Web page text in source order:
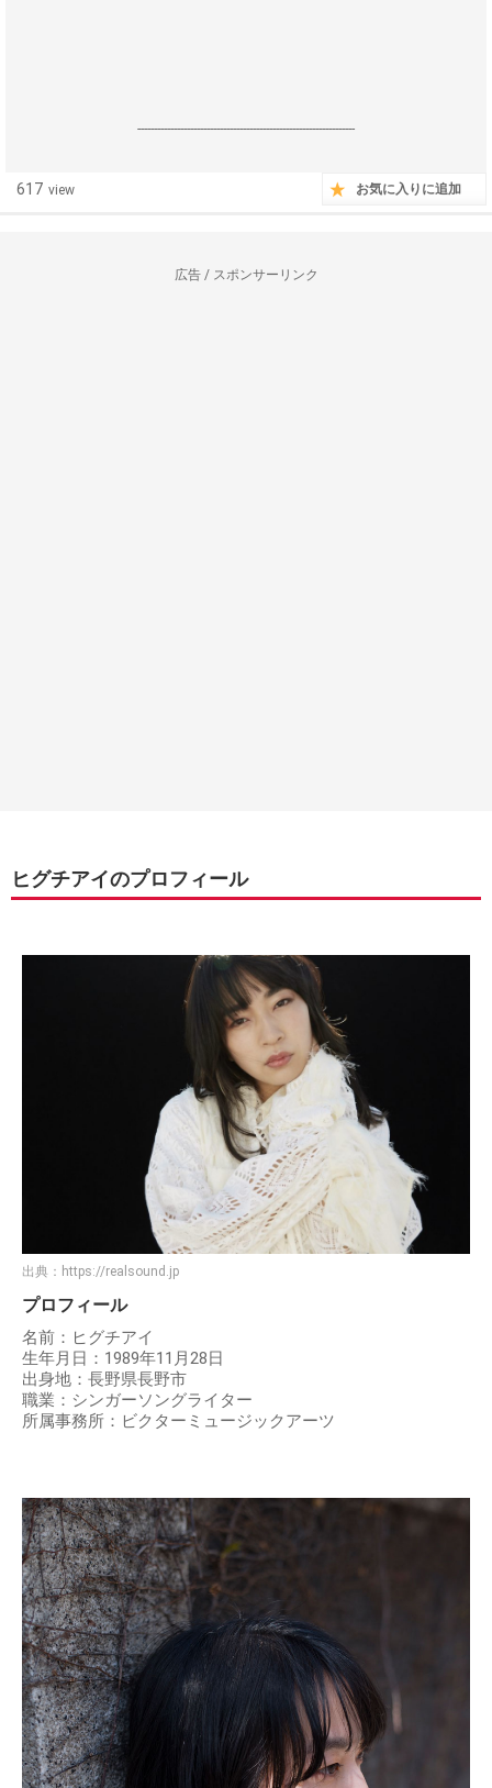
------------------------------------------------------------------
617 view お気に入りに追加
広告 / スポンサーリンク
ヒグチアイのプロフィール
出典： https://realsound.jp
プロフィール
名前：ヒグチアイ
生年月日：1989年11月28日
出身地：長野県長野市
職業：シンガーソングライター
所属事務所：ビクターミュージックアーツ